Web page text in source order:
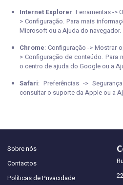
Internet Explorer: Ferramentas ->
> Configuração. Para mais
Microsoft ou a Ajuda do navegador.
Chrome: Configuração -> Mostrar
> Configuração de conteúdo.
o centro de ajuda do Google ou a
Safari: Preferências ->
consultar o suporte da Apple ou a
Sobre nós
Contactos
Políticas de Privacidade
22